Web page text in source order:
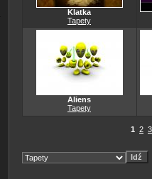
Klatka
Tapety
Aliens
Tapety
1 2 3